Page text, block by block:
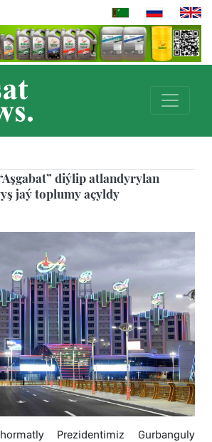
diýlip atlandyrylan
jaý toplumy açyldy
Prezidentimiz Gurbanguly